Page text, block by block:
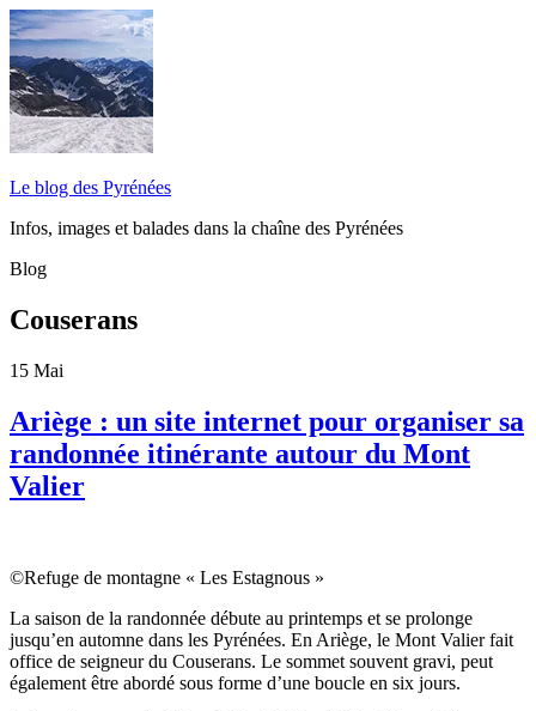
Le blog des Pyrénées
Infos, images et balades dans la chaîne des Pyrénées
Blog
Couserans
15 Mai
Ariège : un site internet pour organiser sa
randonnée itinérante autour du Mont
Valier
©Refuge de montagne « Les Estagnous »
La saison de la randonnée débute au printemps et se prolonge
jusqu’en automne dans les Pyrénées. En Ariège, le Mont Valier fait
office de seigneur du Couserans. Le sommet souvent gravi, peut
également être abordé sous forme d’une boucle en six jours.